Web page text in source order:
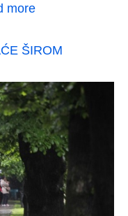
more
ŠIROM